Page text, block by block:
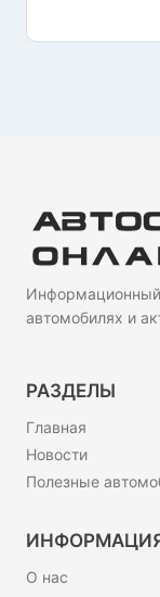
Информационный
автомобилях и
РАЗДЕЛЫ
Главная
Новости
Полезные
О нас